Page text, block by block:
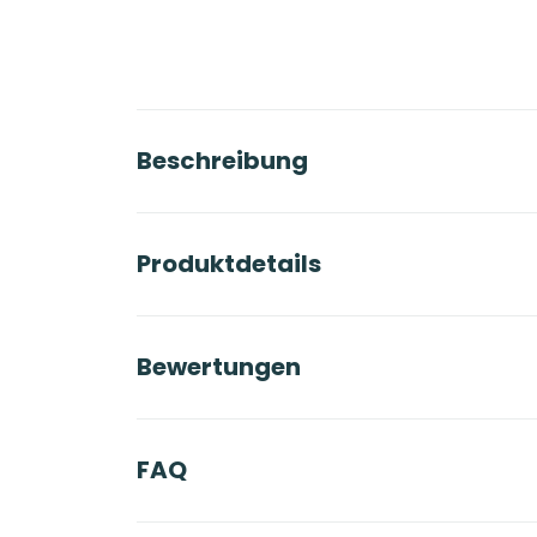
Beschreibung
Produktdetails
Bewertungen
FAQ